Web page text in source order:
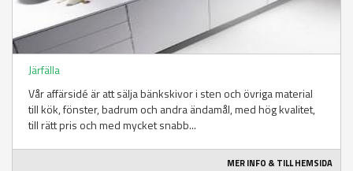
Järfälla
Vår affärsidé är att sälja bänkskivor i sten och övriga material
till kök, fönster, badrum och andra ändamål, med hög kvalitet,
till rätt pris och med mycket snabb...
MER INFO & TILL HEMSIDA